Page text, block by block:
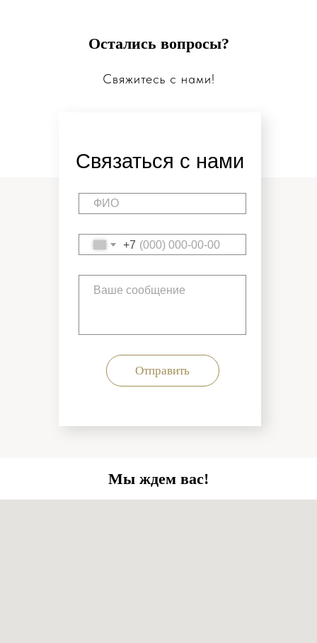
Остались вопросы?
Свяжитесь с нами!
+7
Отправить
Связаться с нами
Мы ждем вас!